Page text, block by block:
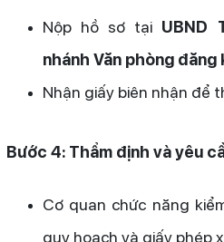
Nộp hồ sơ tại UBND
nhánh Văn phòng
Nhận giấy biên nhận để
Bước 4: Thẩm định và yêu
Cơ quan chức năng
quy hoạch và giấy phép